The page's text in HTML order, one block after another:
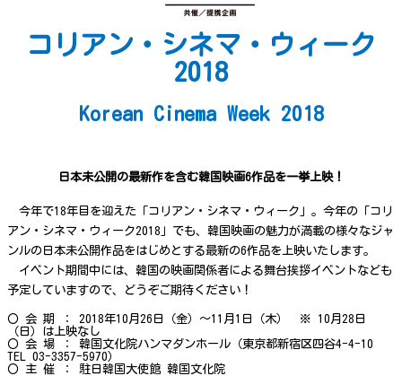
コリアン・シネマ・ウィーク
2018
Korean Cinema Week 2018
日本未公開の最新作を含む韓国映画6作品を一挙上映！
今年で18年目を迎えた「コリアン・シネマ・ウィーク」。今年の「コリ
アン・シネマ・ウィーク2018」でも、韓国映画の魅力が満載の様々なジャ
ンルの日本未公開作品をはじめとする最新の6作品を上映いたします。
イベント期間中には、韓国の映画関係者による舞台挨拶イベントなども
予定していますので、どうぞご期待ください！
〇 会 期 ： 2018年10月26日（金）～11月1日（木） ※ 10月28日
（日）は上映なし
〇 会 場 ： 韓国文化院ハンマダンホール（東京都新宿区四谷4-4-10
TEL 03-3357-5970）
〇 主 催 ： 駐日韓国大使館 韓国文化院